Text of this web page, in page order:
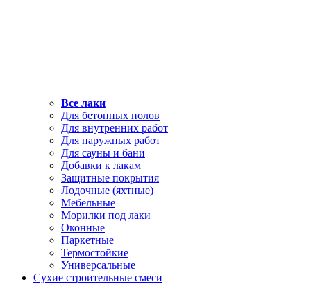
Все лаки
Для бетонных полов
Для внутренних работ
Для наружных работ
Для сауны и бани
Добавки к лакам
Защитные покрытия
Лодочные (яхтные)
Мебельные
Морилки под лаки
Оконные
Паркетные
Термостойкие
Универсальные
Сухие строительные смеси